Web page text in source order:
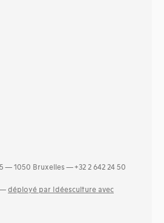
— 1050 Bruxelles — +32 2 642 24 50
déployé par Idéesculture avec